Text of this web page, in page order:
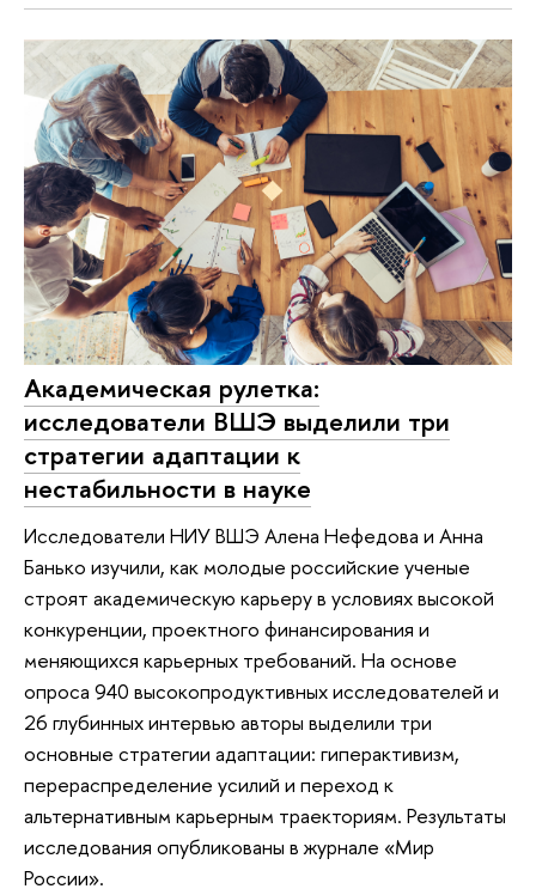
Академическая рулетка:
исследователи ВШЭ выделили три
стратегии адаптации к
нестабильности в науке
Исследователи НИУ ВШЭ Алена Нефедова и Анна
Банько изучили, как молодые российские ученые
строят академическую карьеру в условиях высокой
конкуренции, проектного финансирования и
меняющихся карьерных требований. На основе
опроса 940 высокопродуктивных исследователей и
26 глубинных интервью авторы выделили три
основные стратегии адаптации: гиперактивизм,
перераспределение усилий и переход к
альтернативным карьерным траекториям. Результаты
исследования опубликованы в журнале «Мир
России».